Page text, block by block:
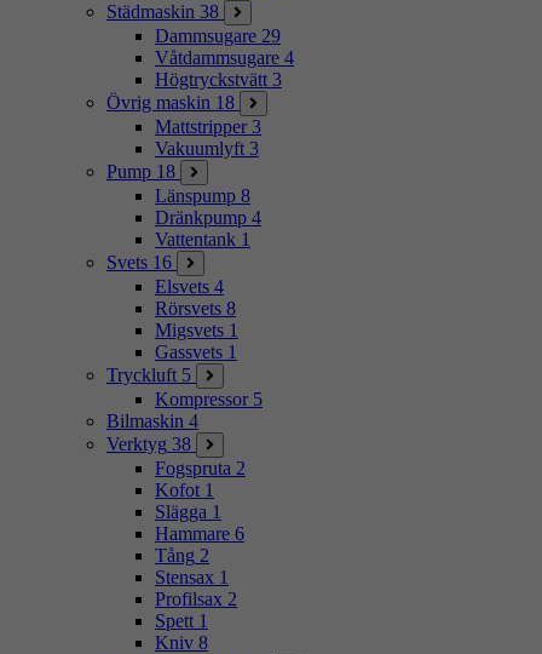
Städmaskin 38
Dammsugare 29
Våtdammsugare 4
Högtryckstvätt 3
Övrig maskin 18
Mattstripper 3
Vakuumlyft 3
Pump 18
Länspump 8
Dränkpump 4
Vattentank 1
Svets 16
Elsvets 4
Rörsvets 8
Migsvets 1
Gassvets 1
Tryckluft 5
Kompressor 5
Bilmaskin 4
Verktyg 38
Fogspruta 2
Kofot 1
Slägga 1
Hammare 6
Tång 2
Stensax 1
Profilsax 2
Spett 1
Kniv 8